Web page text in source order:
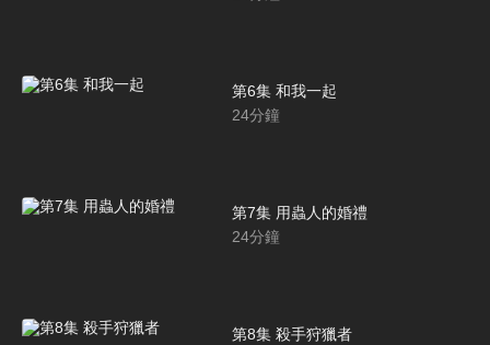
第6集 和我一起
24分鐘
第7集 用蟲人的婚禮
24分鐘
第8集 殺手狩獵者